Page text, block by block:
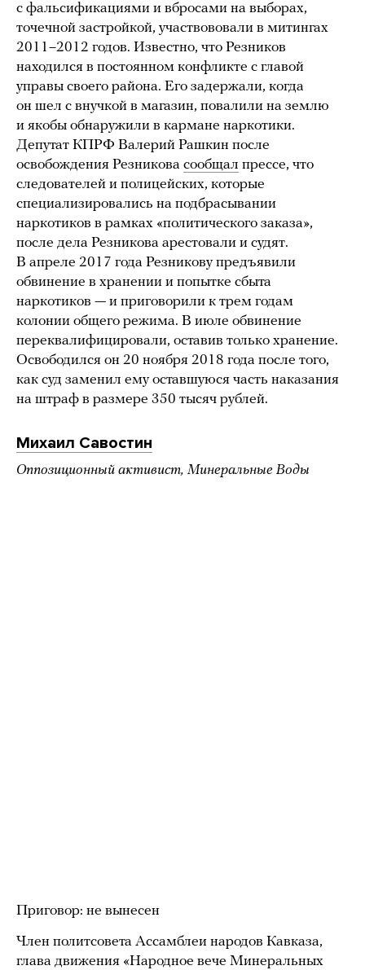
с фальсификациями и вбросами на выборах,
точечной застройкой, участвововали в митингах
2011–2012 годов. Известно, что Резников
находился в постоянном конфликте с главой
управы своего района. Его задержали, когда
он шел с внучкой в магазин, повалили на землю
и якобы обнаружили в кармане наркотики.
Депутат КПРФ Валерий Рашкин после
освобождения Резникова сообщал прессе, что
следователей и полицейских, которые
специализировались на подбрасывании
наркотиков в рамках «политического заказа»,
после дела Резникова арестовали и судят.
В апреле 2017 года Резникову предъявили
обвинение в хранении и попытке сбыта
наркотиков — и приговорили к трем годам
колонии общего режима. В июле обвинение
переквалифицировали, оставив только хранение.
Освободился он 20 ноября 2018 года после того,
как суд заменил ему оставшуюся часть наказания
на штраф в размере 350 тысяч рублей.
Михаил Савостин
Оппозиционный активист, Минеральные Воды
Приговор: не вынесен
Член политсовета Ассамблеи народов Кавказа,
глава движения «Народное вече Минеральных